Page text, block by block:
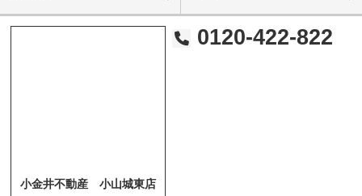
小金井不動産 小山城東店
0120-422-822